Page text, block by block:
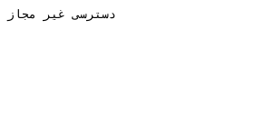
دسترسی غیر مجاز